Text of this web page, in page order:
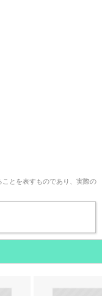
とを表すものであり、実際の